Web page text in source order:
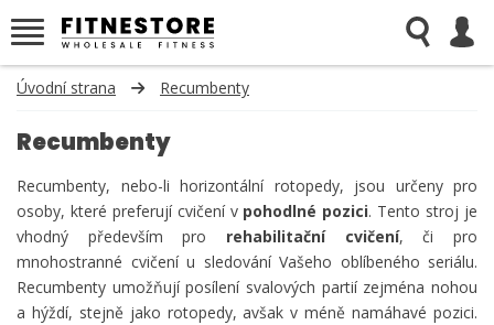
Úvodní strana Recumbenty
Recumbenty
Recumbenty, nebo-li horizontální rotopedy, jsou určeny pro
osoby, které preferují cvičení v pohodlné pozici. Tento stroj je
vhodný především pro rehabilitační cvič ení, či pro
mnohostranné cvičení u sledování Vašeho oblíbeného seriálu.
Recumbenty umožňují posílení svalových partií zejména nohou
a hýždí, stejně jako rotopedy, avšak v méně namáhavé pozici.